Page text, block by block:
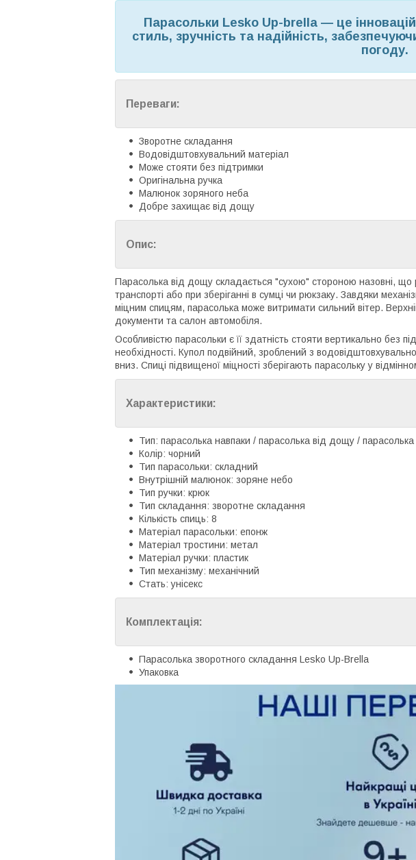
Парасольки Lesko Up-brella — це
стиль, зручність та надійність,
погоду.
Переваги:
Зворотне складання
Водовідштовхувальний матеріал
Може стояти без підтримки
Оригінальна ручка
Малюнок зоряного неба
Добре захищає від дощу
Опис:
Парасолька від дощу складається "сухою" стороною назовні, що
транспорті або при зберіганні в сумці чи рюкзаку. Завдяки
міцним спицям, парасолька може витримати сильний вітер.
документи та салон автомобіля.
Особливістю парасольки є її здатність стояти вертикально без
необхідності. Купол подвійний, зроблений з
вниз. Спиці підвищеної міцності зберігають парасольку у
Характеристики:
Тип: парасолька навпаки / парасолька від дощу /
Колір: чорний
Тип парасольки: складний
Внутрішній малюнок: зоряне небо
Тип ручки: крюк
Тип складання: зворотне складання
Кількість спиць: 8
Матеріал парасольки: епонж
Матеріал тростини: метал
Матеріал ручки: пластик
Тип механізму: механічний
Стать: унісекс
Комплектація:
Парасолька зворотного складання Lesko Up-Brella
Упаковка